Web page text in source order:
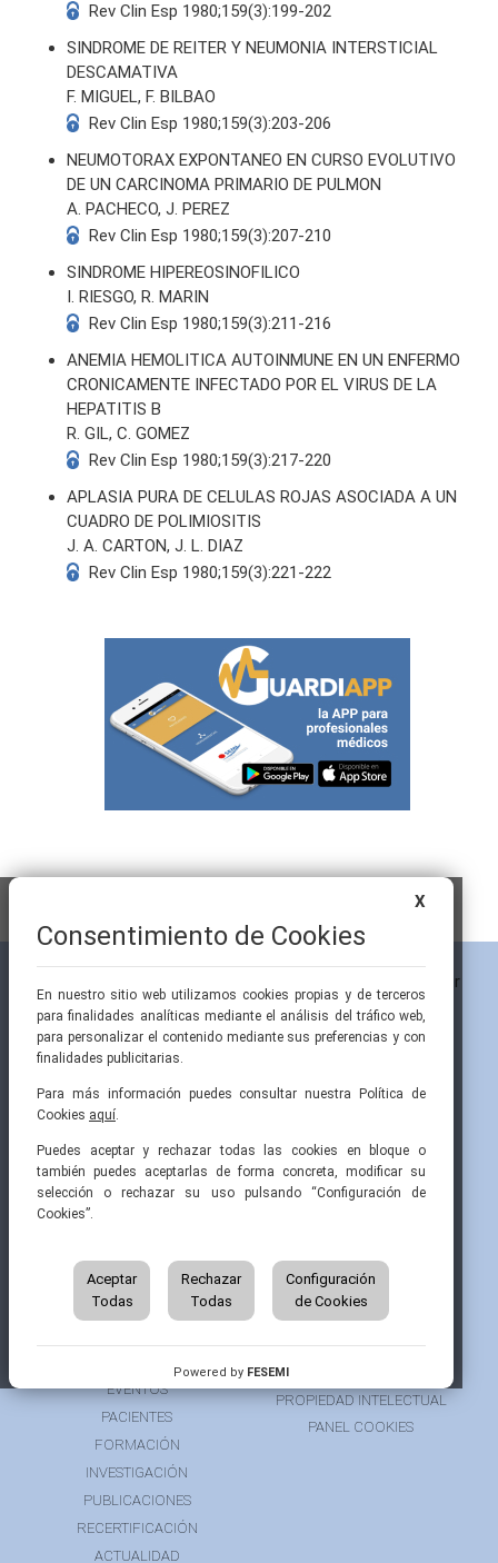
Rev Clin Esp 1980;159(3):199-202
SINDROME DE REITER Y NEUMONIA INTERSTICIAL
DESCAMATIVA
F. MIGUEL, F. BILBAO
Rev Clin Esp 1980;159(3):203-206
NEUMOTORAX EXPONTANEO EN CURSO EVOLUTIVO
DE UN CARCINOMA PRIMARIO DE PULMON
A. PACHECO, J. PEREZ
Rev Clin Esp 1980;159(3):207-210
SINDROME HIPEREOSINOFILICO
I. RIESGO, R. MARIN
Rev Clin Esp 1980;159(3):211-216
ANEMIA HEMOLITICA AUTOINMUNE EN UN ENFERMO
CRONICAMENTE INFECTADO POR EL VIRUS DE LA
HEPATITIS B
R. GIL, C. GOMEZ
Rev Clin Esp 1980;159(3):217-220
APLASIA PURA DE CELULAS ROJAS ASOCIADA A UN
CUADRO DE POLIMIOSITIS
J. A. CARTON, J. L. DIAZ
Rev Clin Esp 1980;159(3):221-222
Pintor Ribera, 3
28016 Madrid
91 519 70 80
91 519 70 81
semi@fesemi.org
femi@fesemi.org
ÁREA DE SOCIO
GRUPOS DE TRABAJO
EVENTOS
PACIENTES
FORMACIÓN
INVESTIGACIÓN
PUBLICACIONES
RECERTIFICACIÓN
ACTUALIDAD
AVISO LEGAL
AVISO PARA PACIENTES
FINANCIACIÓN
POLÍTICA DE COOKIES
PROPIEDAD INTELECTUAL
PANEL COOKIES
X
Consentimiento de Cookies
En nuestro sitio web utilizamos cookies propias y de terceros
para finalidades analíticas mediante el análisis del tráfico web,
para personalizar el contenido mediante sus preferencias y con
finalidades publicitarias.
Para más información puedes consultar nuestra Política de
Cookies aquí.
Puedes aceptar y rechazar todas las cookies en bloque o
también puedes aceptarlas de forma concreta, modificar su
selección o rechazar su uso pulsando “Configuración de
Cookies”.
Aceptar
Todas
Rechazar
Todas
Configuración
de Cookies
Powered by FESEMI